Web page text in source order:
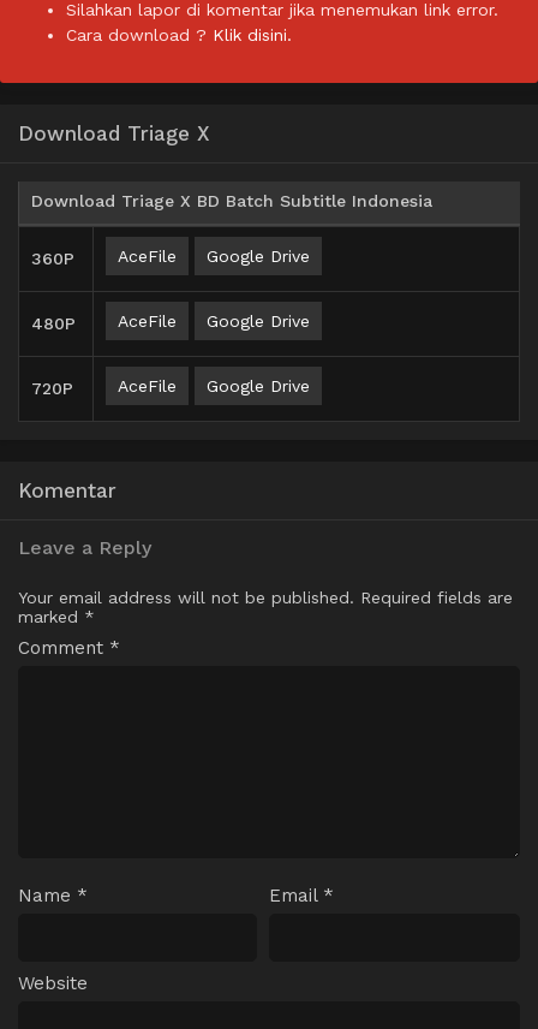
Silahkan lapor di komentar jika menemukan link error.
Cara download ? Klik disini.
Download Triage X
Download Triage X BD Batch Subtitle Indonesia
360P AceFile Google Drive
480P AceFile Google Drive
720P AceFile Google Drive
Komentar
Leave a Reply
Your email address will not be published. Required fields are
marked *
Comment *
Name * Email *
Website